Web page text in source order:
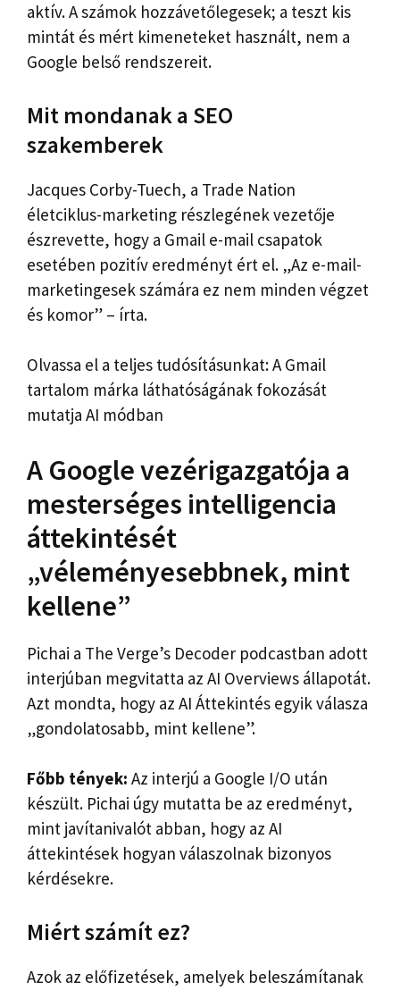
aktív. A számok hozzávetőlegesek; a teszt kis
mintát és mért kimeneteket használt, nem a
Google belső rendszereit.
Mit mondanak a SEO
szakemberek
Jacques Corby-Tuech, a Trade Nation
életciklus-marketing részlegének vezetője
észrevette, hogy a Gmail e-mail csapatok
esetében pozitív eredményt ért el. „Az e-mail-
marketingesek számára ez nem minden végzet
és komor” – írta.
Olvassa el a teljes tudósításunkat: A Gmail
tartalom márka láthatóságának fokozását
mutatja AI módban
A Google vezérigazgatója a
mesterséges intelligencia
áttekintését
„véleményesebbnek, mint
kellene”
Pichai a The Verge’s Decoder podcastban adott
interjúban megvitatta az AI Overviews állapotát.
Azt mondta, hogy az AI Áttekintés egyik válasza
„gondolatosabb, mint kellene”.
Főbb tények: Az interjú a Google I/O után
készült. Pichai úgy mutatta be az eredményt,
mint javítanivalót abban, hogy az AI
áttekintések hogyan válaszolnak bizonyos
kérdésekre.
Miért számít ez?
Azok az előfizetések, amelyek beleszámítanak